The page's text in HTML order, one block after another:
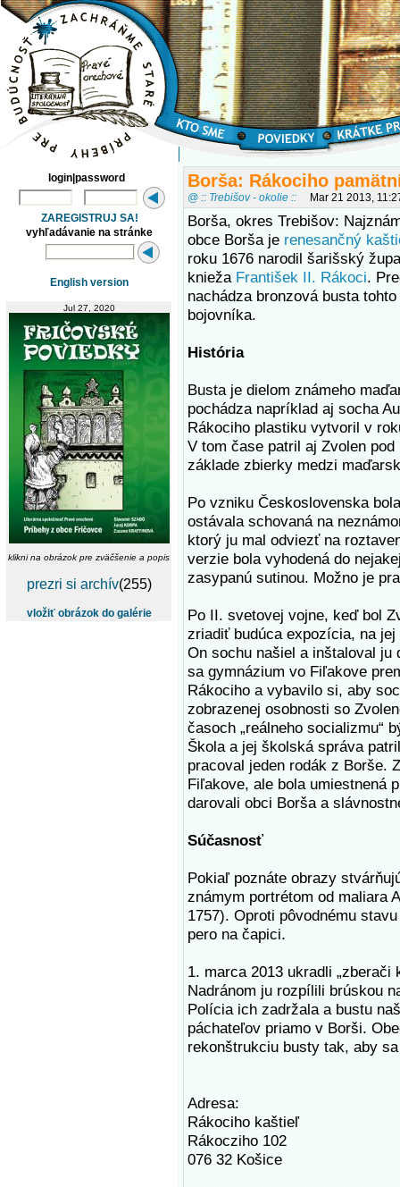
login|password
ZAREGISTRUJ SA!
vyhľadávanie na stránke
English version
Jul 27, 2020
klikni na obrázok pre zväčšenie a popis
prezri si archív(255)
vložiť obrázok do galérie
Borša: Rákociho
@ :: Trebišov - okolie :: Mar 21 2013,
Borša, okres Trebišov:
obce Borša je renesančný
roku 1676 narodil šarišský
knieža František II. Rákoci.
nachádza bronzová busta
bojovníka.
História
Busta je dielom známeho
pochádza napríklad aj socha
Rákociho plastiku vytvoril v
V tom čase patril aj Zvolen
základe zbierky medzi
Po vzniku Československa
ostávala schovaná na
ktorý ju mal odviezť na
verzie bola vyhodená do
zasypanú sutinou. Možno je
Po II. svetovej vojne, keď bol
zriadiť budúca expozícia, na
On sochu našiel a inštaloval
sa gymnázium vo Fiľakove
Rákociho a vybavilo si, aby
zobrazenej osobnosti so
časoch „reálneho socializmu“
Škola a jej školská správa
pracoval jeden rodák z Borše.
Fiľakove, ale bola umiestnená
darovali obci Borša a
Súčasnosť
Pokiaľ poznáte obrazy
známym portrétom od maliara
1757). Oproti pôvodnému
pero na čapici.
1. marca 2013 ukradli
Nadránom ju rozpílili brúskou
Polícia ich zadržala a bustu
páchateľov priamo v Borši.
rekonštrukciu busty tak, aby
Adresa:
Rákociho kaštieľ
Rákocziho 102
076 32 Košice